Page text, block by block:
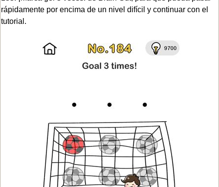
rápidamente por encima de un nivel difícil y continuar con el
tutorial.